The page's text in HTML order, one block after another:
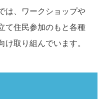
は、ワークショップや
て住民参加のもと各種
取り組んでいます。